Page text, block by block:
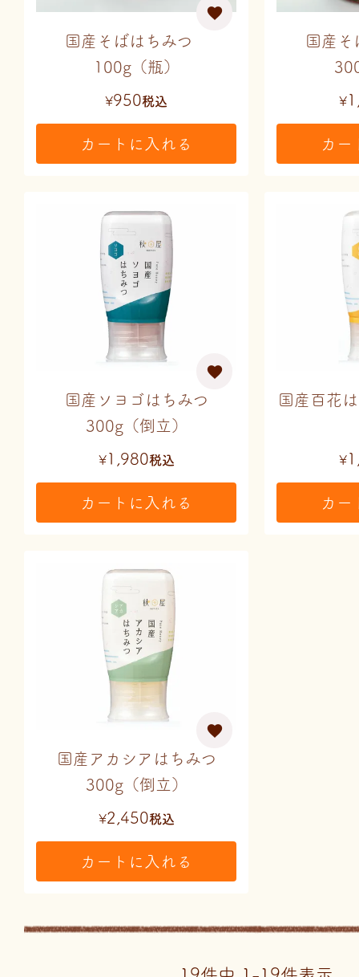
国産そばはちみつ
100g（瓶）
¥950税込
カートに入れる
国産
¥
カー
国産ソヨゴはちみつ
300g（倒立）
¥1,980税込
カートに入れる
国産百花
¥
カー
国産アカシアはちみつ
300g（倒立）
¥2,450税込
カートに入れる